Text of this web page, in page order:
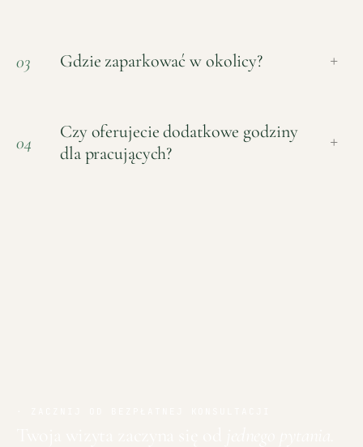
03 Gdzie zaparkować w okolicy? +
04
Czy oferujecie dodatkowe godziny
dla pracujących?
+